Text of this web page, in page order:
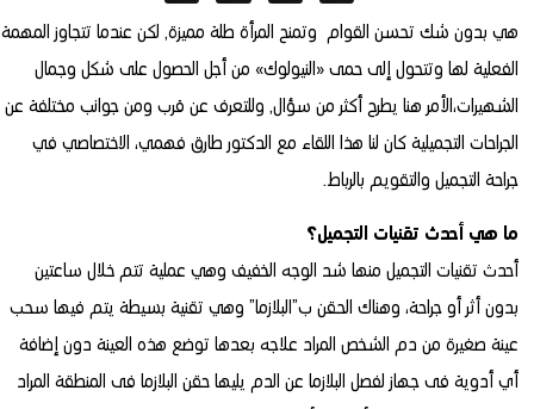
هي بدون شك تحسن القوام وتمنح المرأة طلة مميزة, لكن عندما تتجاوز المهمة
الفعلية لها وتتحول إلى حمى «النيولوك» من أجل الحصول على شكل وجمال
الشهيرات، الأمر هنا يطرح أكثر من سؤال, وللتعرف عن قرب ومن جوانب مختلفة عن
الجراحات التجميلية كان لنا هذا اللقاء مع الدكتور طارق فهمي، الاختصاصي في
جراحة التجميل والتقويم بالرباط.
ما هي أحدث تقنيات التجميل؟
أحدث تقنيات التجميل منها شد الوجه الخفيف وهي عملية تتم خلال ساعتين
بدون أثر أو جراحة، وهناك الحقن ب”البلازما” وهي تقنية بسيطة يتم فيها سحب
عينة صغيرة من دم الشخص المراد علاجه بعدها توضع هذه العينة دون إضافة
أي أدوية فى جهاز لفصل البلازما عن الدم يليها حقن البلازما فى المنطقة المراد